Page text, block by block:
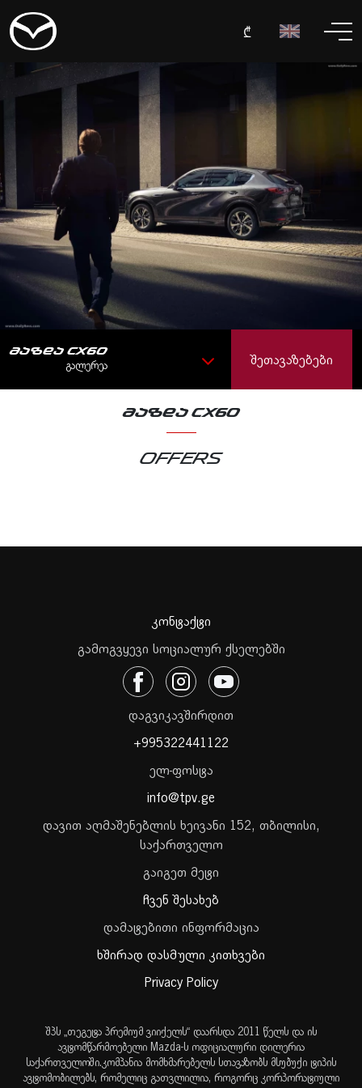
₾
ᲛᲐᲖᲓᲐ CX60
ᲒᲐᲚᲔᲠᲔᲐ
ᲨᲔᲗᲐᲕᲐᲖᲔᲑᲔᲑᲘ
ᲛᲐᲖᲓᲐ CX60
Offers
კონტაქტი
გამოგვყევი სოციალურ ქსელებში
დაგვიკავშირდით
+995322441122
ელ-ფოსტა
info@tpv.ge
დავით აღმაშენებლის ხეივანი 152, თბილისი,
საქართველო
გაიგეთ მეტი
ჩვენ შესახებ
დამატებითი ინფორმაცია
ხშირად დასმული კითხვები
Privacy Policy
შპს „თეგეტა პრემიუმ ვიიქელს“ დაარსდა 2011 წელს და ის
ავტომწარმოებელი Mazda-ს ოფიციალური დილერია
საქართველოში.კომპანია მომხმარებელს სთავაზობს მსუბუქი ტიპის
ავტომობილებს, რომელიც გათვლილია, როგორც კორპორატიული